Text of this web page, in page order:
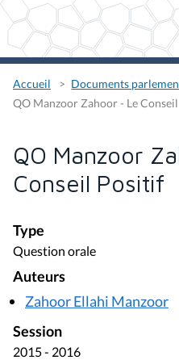
Accueil
Documents
QO Manzoor Zahoor - Le
QO Manzoor
Conseil Positif
Type
Question orale
Auteurs
Zahoor Ellahi Manzoor
Session
2015 - 2016